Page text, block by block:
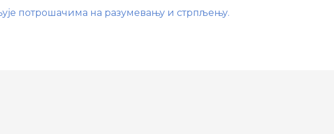
потрошачима на разумевању и стрпљењу.